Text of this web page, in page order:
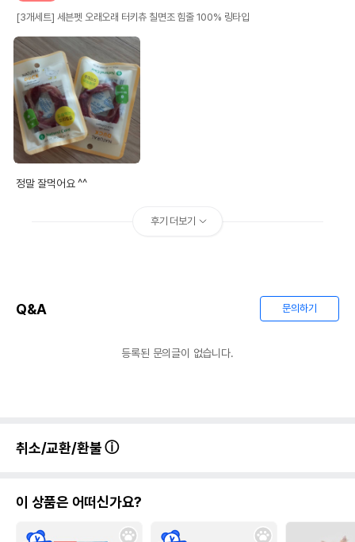
[3개세트] 세븐펫 오래오래 터키츄 칠면조 힘줄 100% 링타입
정말 잘먹어요 ^^
후기 더보기
Q&A 문의하기
등록된 문의글이 없습니다.
취소/교환/환불
이 상품은 어떠신가요?